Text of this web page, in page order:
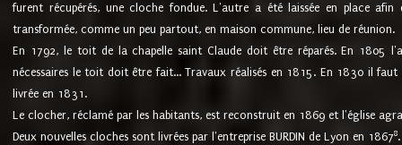
furent récupérés, une cloche fondue. L'autre a été laissée en place
transformée, comme un peu partout, en maison commune, lieu de réunion.
En 1792, le toit de la chapelle saint Claude doit être réparés. En 1805
nécessaires le toit doit être fait... Travaux réalisés en 1815. En 1830 il
livrée en 1831.
Le clocher, réclamé par les habitants, est reconstruit en 1869 et l'église
Deux nouvelles cloches sont livrées par l'entreprise BURDIN de Lyon en 18678.